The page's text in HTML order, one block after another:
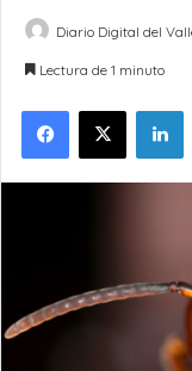
Diario Digital del
Lectura de 1 minuto